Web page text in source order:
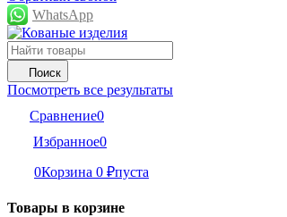
WhatsApp
Поиск
Посмотреть все результаты
Сравнение0
Избранное0
0Корзина 0 ₽пуста
Товары в корзине